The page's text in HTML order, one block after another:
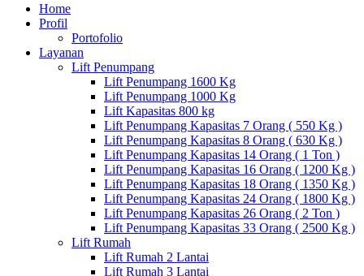
Home
Profil
Portofolio
Layanan
Lift Penumpang
Lift Penumpang 1600 Kg
Lift Penumpang 1000 Kg
Lift Kapasitas 800 kg
Lift Penumpang Kapasitas 7 Orang ( 550 Kg )
Lift Penumpang Kapasitas 8 Orang ( 630 Kg )
Lift Penumpang Kapasitas 14 Orang ( 1 Ton )
Lift Penumpang Kapasitas 16 Orang ( 1200 Kg )
Lift Penumpang Kapasitas 18 Orang ( 1350 Kg )
Lift Penumpang Kapasitas 24 Orang ( 1800 Kg )
Lift Penumpang Kapasitas 26 Orang ( 2 Ton )
Lift Penumpang Kapasitas 33 Orang ( 2500 Kg )
Lift Rumah
Lift Rumah 2 Lantai
Lift Rumah 3 Lantai